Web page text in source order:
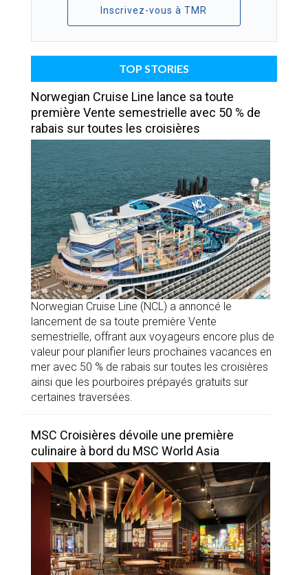
Inscrivez-vous à TMR
TOP STORIES
Norwegian Cruise Line lance sa toute
première Vente semestrielle avec 50 % de
rabais sur toutes les croisières
Norwegian Cruise Line (NCL) a annoncé le
lancement de sa toute première Vente
semestrielle, offrant aux voyageurs encore plus de
valeur pour planifier leurs prochaines vacances en
mer avec 50 % de rabais sur toutes les croisières
ainsi que les pourboires prépayés gratuits sur
certaines traversées.
MSC Croisières dévoile une première
culinaire à bord du MSC World Asia